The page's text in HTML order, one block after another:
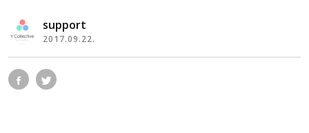
support
2017.09.22.